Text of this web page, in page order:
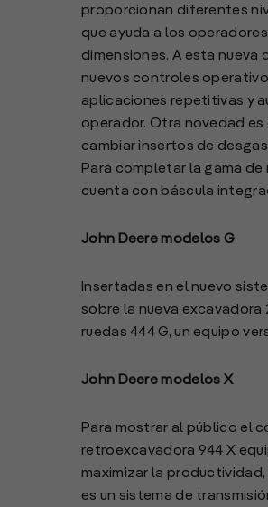
proporcionan diferentes
que ayuda a los
dimensiones. A esta
nuevos controles
aplicaciones repetitivas y
operador. Otra novedad es
cambiar insertos de
Para completar la gama de
cuenta con báscula
John Deere modelos G
Insertadas en el nuevo
sobre la nueva excavadora
ruedas 444 G, un equipo
John Deere modelos X
Para mostrar al público el
retroexcavadora 944 X
maximizar la
es un sistema de